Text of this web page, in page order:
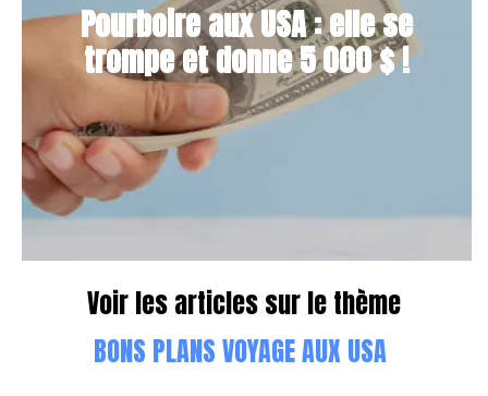
Pourboire aux USA : elle se
trompe et donne 5 000 $ !
Voir les articles sur le thème
BONS PLANS VOYAGE AUX USA